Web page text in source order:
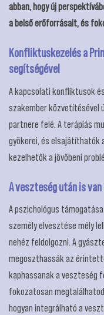
abban, hogy új
a belső erőforrásait, és
Konfliktuskezelés a
segítségével
A kapcsolati konfliktusok
szakember közvetítésével
partnere felé. A terápiás
gyökerei, és elsajátíthatók
kezelhetők a jövőbeni
A veszteség után is
A pszichológus
személy elvesztése mély
nehéz feldolgozni. A
megoszthassák az
kaphassanak a veszteség
fokozatosan
hogyan integrálható a